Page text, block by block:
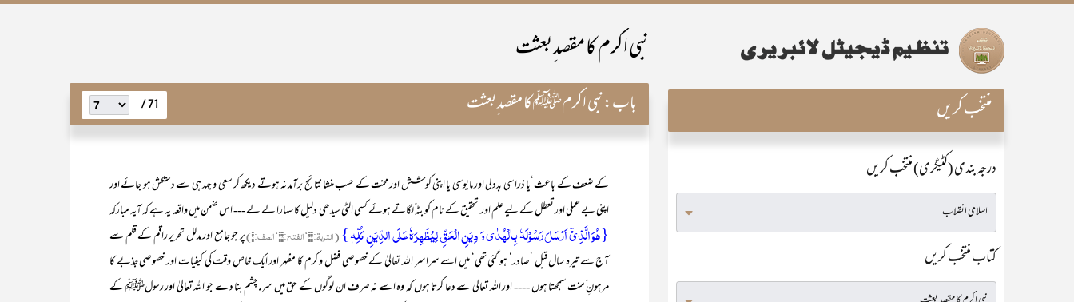
نبی اکرم کا مقصد ِبعثت
باب:نبی اکرمﷺ کا مقصد ِبعثت 71 /
کے ضعف کے باعث‘یا ذرا سی بددلی اور مایوسی یا اپنی کوشش اور محنت کے حسب منشا نتائج برآمد نہ ہوتے دیکھ کر سعی و جہد ہی سے دستکش ہو جائے اور
اپنی بے عملی اور تعطل کے لیے علم اور تحقیق کے نام کو بٹہ ّلگاتے ہوئے کسی الٹی سیدھی دلیل کا سہارا لے لے --- اس ضمن میں واقعہ یہ ہے کہ آیہ مبارکہ
{ہُوَ الَّذِیۡۤ اَرۡسَلَ رَسُوۡلَہٗ بِالۡہُدٰی وَ دِیۡنِ الۡحَقِّ لِیُظۡہِرَہٗ عَلَی الدِّیۡنِ کُلِّہٖ }(التوبۃ:۳۳‘الفتح:۲۸‘الصف:۹)
پر جو جامع اور مدلل تحریر راقم کے قلم سے
آج سے تیرہ سال قبل ’صادر‘ ہو گئی تھی‘ میں اسے سراسر اللہ تعالیٰ کے خصوصی فضل و کرم کا مظہر اور ایک خاص وقت کی کیفیات اور خصوصی جذبے کا
مرہونِ ّمنت سمجھتا ہوں ---- اور اللہ تعالیٰ سے دعا کرتا ہوں کہ وہ اسے نہ صرف ان لوگوں کے حق میں سرمۂچشم بنا دے جو اللہ تعالیٰ اور رسولﷺ کے
منتخب کریں
درجہ بندی (کٹیگری) منتخب کریں
کتاب منتخب کریں